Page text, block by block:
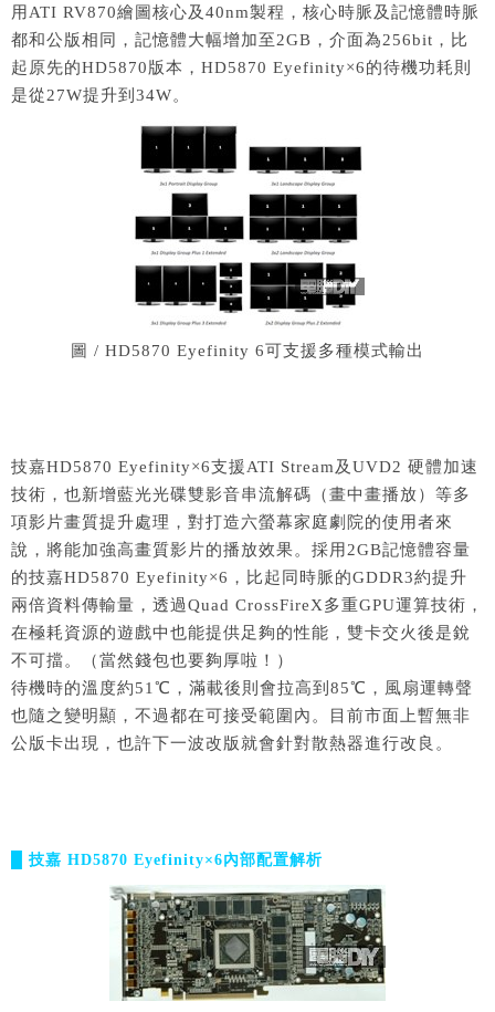
用ATI RV870繪圖核心及40nm製程，核心時脈及記憶體時脈
都和公版相同，記憶體大幅增加至2GB，介面為256bit，比
起原先的HD5870版本，HD5870 Eyefinity×6的待機功耗則
是從27W提升到34W。
圖 / HD5870 Eyefinity 6可支援多種模式輸出
技嘉HD5870 Eyefinity×6支援ATI Stream及UVD2 硬體加速
技術，也新增藍光光碟雙影音串流解碼（畫中畫播放）等多
項影片畫質提升處理，對打造六螢幕家庭劇院的使用者來
說，將能加強高畫質影片的播放效果。採用2GB記憶體容量
的技嘉HD5870 Eyefinity×6，比起同時脈的GDDR3約提升
兩倍資料傳輸量，透過Quad CrossFireX多重GPU運算技術，
在極耗資源的遊戲中也能提供足夠的性能，雙卡交火後是銳
不可擋。（當然錢包也要夠厚啦！）
待機時的溫度約51℃，滿載後則會拉高到85℃，風扇運轉聲
也隨之變明顯，不過都在可接受範圍內。目前市面上暫無非
公版卡出現，也許下一波改版就會針對散熱器進行改良。
█ 技嘉 HD5870 Eyefinity×6內部配置解析